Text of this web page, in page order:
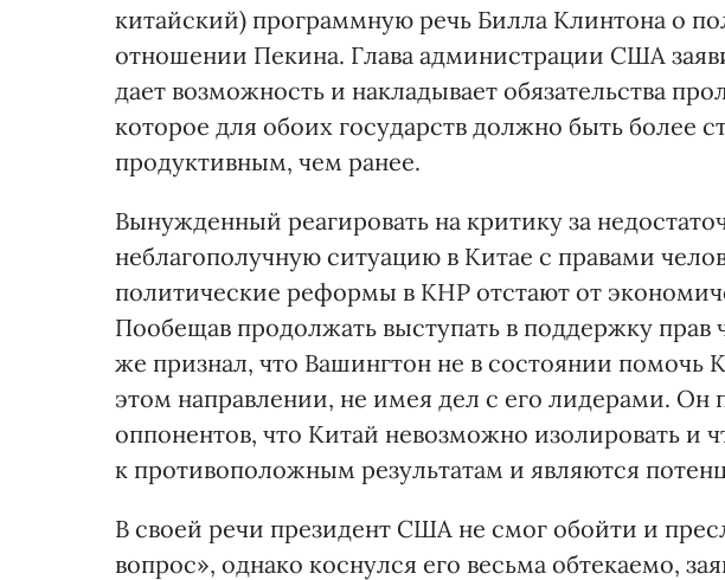
китайский) программную речь Билла Клинтона о
отношении Пекина. Глава администрации США
дает возможность и накладывает обязательства
которое для обоих государств должно быть более
продуктивным, чем ранее.
Вынужденный реагировать на критику за
неблагополучную ситуацию в Китае с правами
политические реформы в КНР отстают от
Пообещав продолжать выступать в поддержку прав
же признал, что Вашингтон не в состоянии помочь
этом направлении, не имея дел с его лидерами. Он
оппонентов, что Китай невозможно изолировать и
к противоположным результатам и являются
В своей речи президент США не смог обойти и
вопрос», однако коснулся его весьма обтекаемо,